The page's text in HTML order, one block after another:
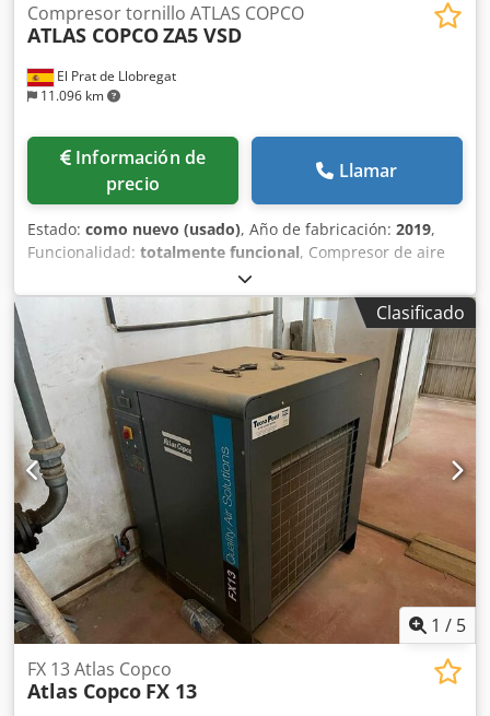
El Prat de Llobregat
11.096 km
Compresor tornillo ATLAS COPCO
ATLAS COPCOZA5 VSD
Información de
precio
Llamar
Estado: como nuevo (usado), Año de fabricación: 2019,
Funcionalidad: totalmente funcional, Compresor de aire
industrial Atlas Copco ZA5 VSD, con tecnología de
velocidad variable (VSD) y producción de aire totalmente
exento de aceite, certificado ISO 8573-1 Clase 0. Datos
técnicos: • Fabricante: Atlas Copco • Modelo: ZA5 VSD • Año
de fabricación: 2019 • Potencia nominal total: 250 kW •
Presión máxima de trabajo: 4 bar(e) • Velocidad de
rotación: 1.879 rpm • Peso bruto: 5.662 kg • Tecnología:
accionamiento de velocidad variable (VSD) • Calidad del
aire: exento de aceite, ISO 8573-1 Clase 0 • Fabricado en
Bélgica • Variador de frecuencia WEG • Número de serie
APF239403 Crodpsznaxajfx Aftjf
Clasificado
1 / 5
FX 13 Atlas Copco
Atlas Copco FX 13